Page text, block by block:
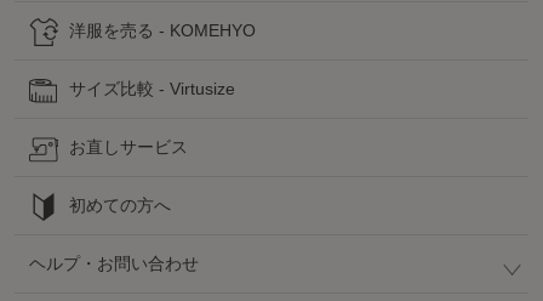
洋服を売る - KOMEHYO
サイズ比較 - Virtusize
お直しサービス
初めての方へ
ヘルプ・お問い合わせ